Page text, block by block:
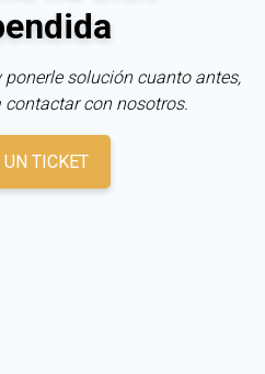
solución cuanto antes,
con nosotros.
TICKET